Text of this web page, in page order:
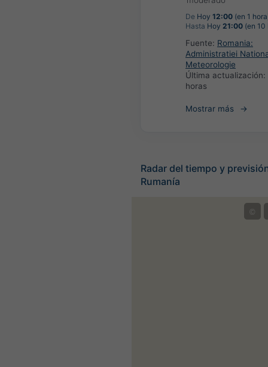
De Hoy 12:00 (en 1
Hasta Hoy 21:00 (en 10
Fuente: Romania:
Administratiei
Meteorologie
Última actualización:
horas
Mostrar más
Radar del tiempo y
Rumanía
©